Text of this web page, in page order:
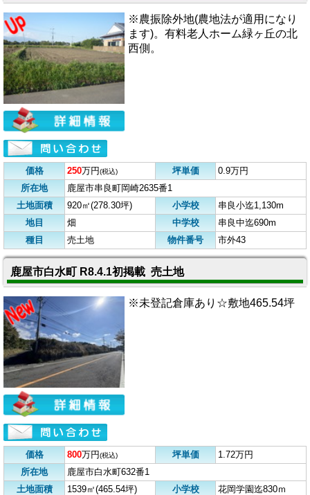
※農振除外地(農地法が適用になり
ます)。有料老人ホーム緑ヶ丘の北
西側。
価格 250万円(税込) 坪単価
0.9万円
所在地
鹿屋市串良町岡崎2635番1
土地面積
920㎡(278.30坪) 小学校
串良小迄1,130m
地目
畑 中学校
串良中迄690m
種目
売土地 物件番号 市外43
鹿屋市白水町 R8.4.1初掲載 売土地
※未登記倉庫あり☆敷地465.54坪
価格 800万円(税込) 坪単価
1.72万円
所在地
鹿屋市白水町632番1
土地面積
1539㎡(465.54坪) 小学校
花岡学園迄830ｍ